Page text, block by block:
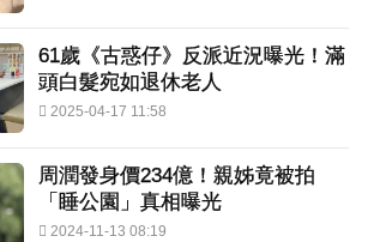
61歲《古惑仔》反派近況曝光！滿
頭白髮宛如退休老人
2025-04-17 11:58
周潤發身價234億！親姊竟被拍
「睡公園」真相曝光
2024-11-13 08:19